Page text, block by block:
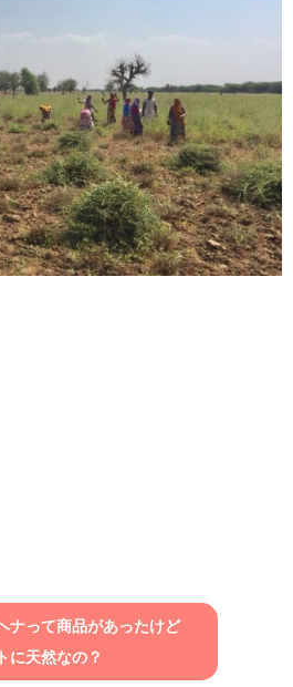
ナって商品があったけど
に天然なの？